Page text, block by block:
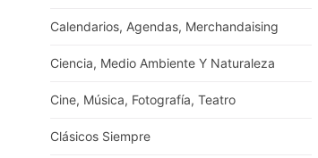
Calendarios, Agendas, Merchandaising
Ciencia, Medio Ambiente Y Naturaleza
Cine, Música, Fotografía, Teatro
Clásicos Siempre